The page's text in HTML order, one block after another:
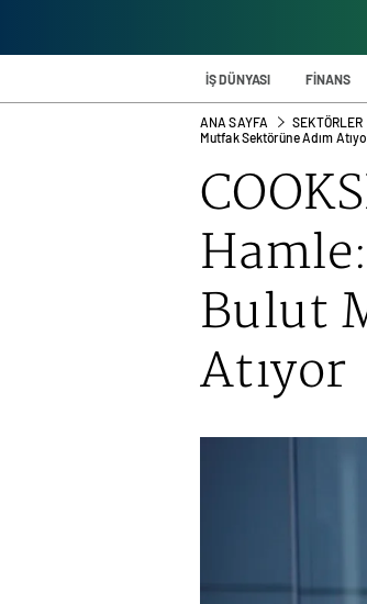
İŞ DÜNYASI FİNANS
ANA SAYFA SEKTÖRLER
Mutfak Sektörüne Adım
Bulut
Atıyor